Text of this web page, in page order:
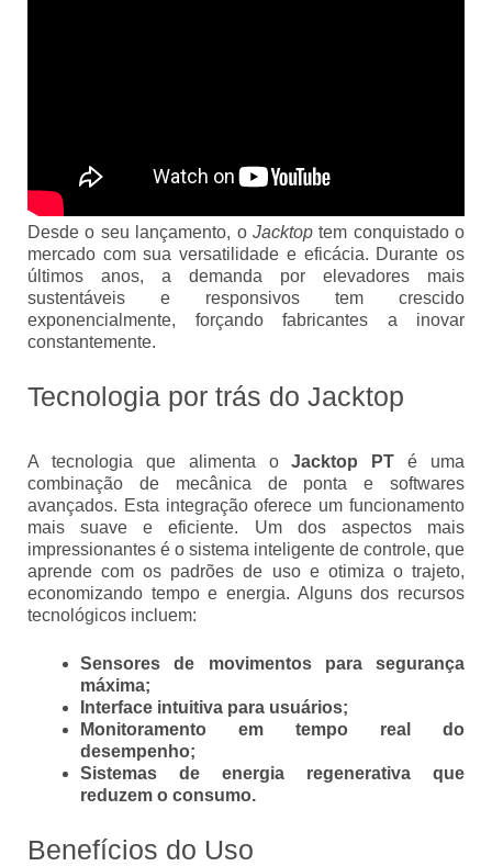
Desde o seu lançamento, o Jacktoptem conquistado o
mercado com sua versatilidade e eficácia. Durante os
últimos anos, a demanda por elevadores mais
sustentáveis e responsivos tem crescido
exponencialmente, forçando fabricantes a inovar
constantemente.
Tecnologia por trás do Jacktop
A tecnologia que alimenta oJacktop PT é uma
combinação de mecânica de ponta e softwares
avançados. Esta integração oferece um funcionamento
mais suave e eficiente. Um dos aspectos mais
impressionantes é o sistema inteligente de controle, que
aprende com os padrões de uso e otimiza o trajeto,
economizando tempo e energia. Alguns dos recursos
tecnológicos incluem:
Sensores de movimentos para segurança
máxima;
Interface intuitiva para usuários;
Monitoramento em tempo real do
desempenho;
Sistemas de energia regenerativa que
reduzem o consumo.
Benefícios do Uso